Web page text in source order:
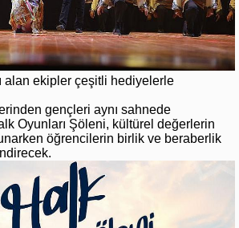
alan ekipler çeşitli hediyelerle
gençleri aynı sahnede
Oyunları Şöleni, kültürel değerlerin
öğrencilerin birlik ve beraberlik